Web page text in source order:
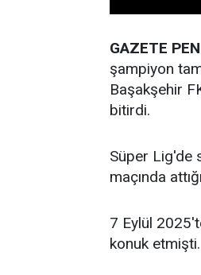
GAZETE
şampiyon
Başakşehir
bitirdi.
Süper Lig'de
maçında
7 Eylül
konuk etmişti.